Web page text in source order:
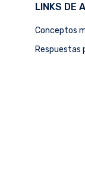
LINKS DE
Conceptos
Respuestas